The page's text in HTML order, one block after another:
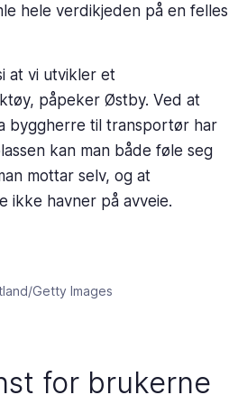
hele verdikjeden på en felles
at vi utvikler et
påpeker Østby. Ved at
byggherre til transportør har
kan man både føle seg
mottar selv, og at
ikke havner på avveie.
Getty Images
for brukerne